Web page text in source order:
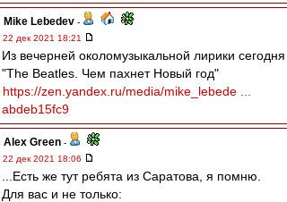
Mike Lebedev -
22 дек 2021 18:21
Из вечерней околомузыкальной лирики сегодня
"The Beatles. Чем пахнет Новый год"
https://zen.yandex.ru/media/mike_lebede ...
abdeb15fc9
Alex Green -
22 дек 2021 18:06
...Есть же тут ребята из Саратова, я помню.
Для вас и не только: